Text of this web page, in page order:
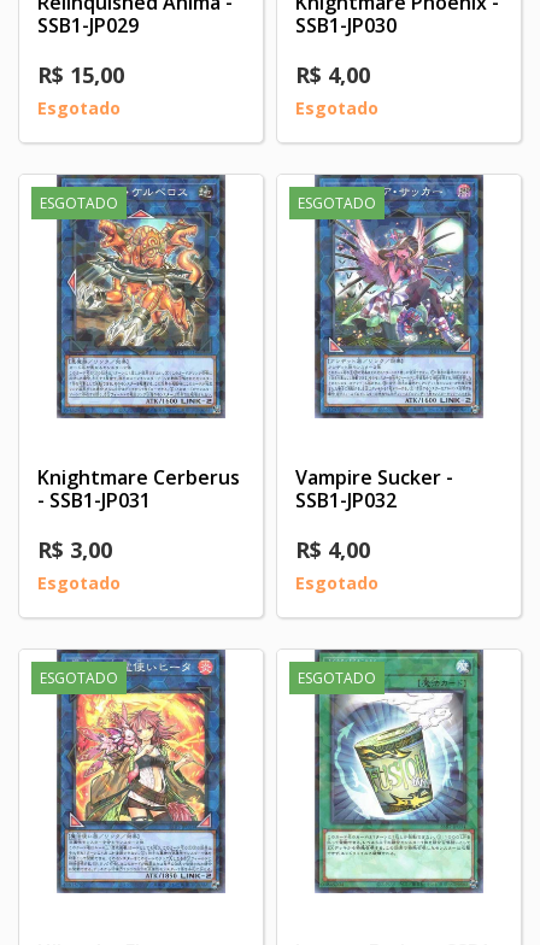
SSB1-JP029
R$ 15,00
Esgotado
SSB1-JP030
R$ 4,00
Esgotado
ESGOTADO
Knightmare Cerberus
- SSB1-JP031
R$ 3,00
Esgotado
ESGOTADO
Vampire Sucker -
SSB1-JP032
R$ 4,00
Esgotado
ESGOTADO ESGOTADO